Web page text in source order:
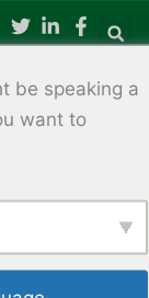
1512 de 3 eixos
be speaking a
want to